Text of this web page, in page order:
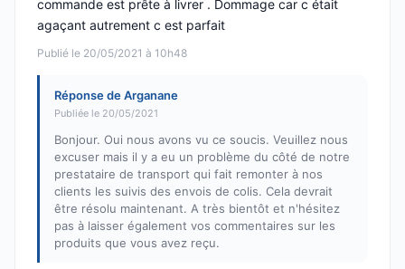
Publié le 20/05/2021 à 10h48
commande est prête à livrer . Dommage car c était
agaçant autrement c est parfait
Réponse de Arganane
Publiée le 20/05/2021
Bonjour. Oui nous avons vu ce soucis. Veuillez nous
excuser mais il y a eu un problème du côté de notre
prestataire de transport qui fait remonter à nos
clients les suivis des envois de colis. Cela devrait
être résolu maintenant. A très bientôt et n'hésitez
pas à laisser également vos commentaires sur les
produits que vous avez reçu.